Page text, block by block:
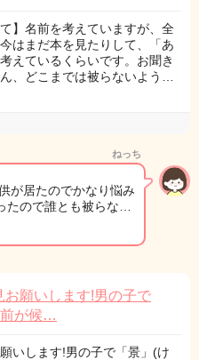
】名前を考えていますが、全
はまだ本を見たりして、「あ
えているくらいです。お聞き
、どこまでは被らないよう…
ねっち
が居たのでかなり悩み
たので誰とも被らな…
願いします!男の子で
前が候…
いします!男の子で「景」(け